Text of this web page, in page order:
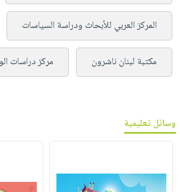
المركز العربي للأبحاث ودراسة السياسات
مكتبة لبنان ناشرون مركز دراسات
وسائل تعليمية